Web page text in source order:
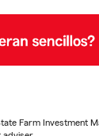
Farm Investment